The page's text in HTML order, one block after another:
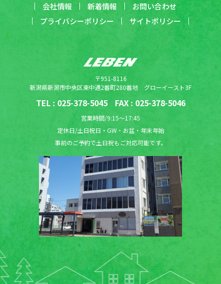
会社情報 新着情報
お問い合わせ
プライバシーポリシー
サイトポリシー
〒951-8116
新潟県新潟市中央区東中通2番町280番地 グローイースト3F
TEL : 025-378-5045 FAX : 025-378-5046
営業時間/9:15〜17:45
定休日/土日祝日・GW・お盆・年末年始
事前のご予約で土日祝もご対応可能です。